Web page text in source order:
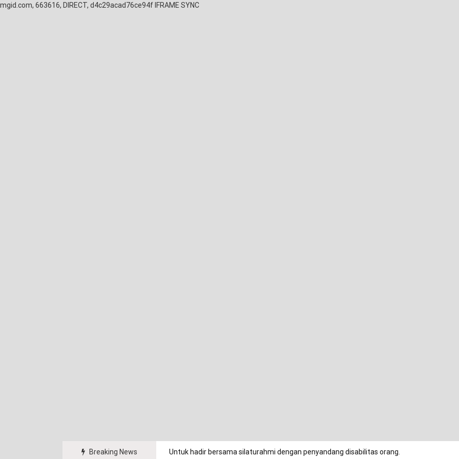
mgid.com, 663616, DIRECT, d4c29acad76ce94f IFRAME SYNC
Breaking News Untuk hadir bersama silaturahmi dengan penyandang disabilitas orang.